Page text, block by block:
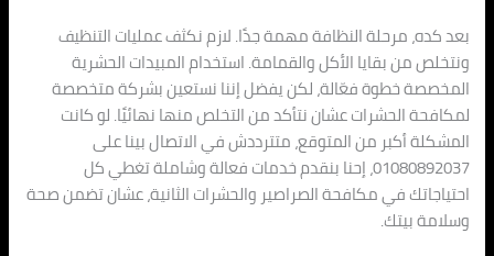
بعد كده، مرحلة النظافة مهمة جدًا. لازم نكثف عمليات التنظيف
ونتخلص من بقايا الأكل والقمامة. استخدام المبيدات الحشرية
المخصصة خطوة فعّالة، لكن يفضل إننا نستعين بشركة متخصصة
لمكافحة الحشرات عشان نتأكد من التخلص منها نهائيًا. لو كانت
المشكلة أكبر من المتوقع، متترددش في الاتصال بينا على
01080892037، إحنا بنقدم خدمات فعالة وشاملة تغطي كل
احتياجاتك في مكافحة الصراصير والحشرات الثانية، عشان تضمن صحة
وسلامة بيتك.